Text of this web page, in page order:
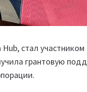
стал участником
грантовую